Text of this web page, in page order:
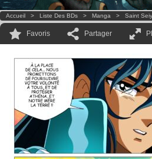
Accueil > Liste Des BDs > Manga > Saint
Favoris Partager